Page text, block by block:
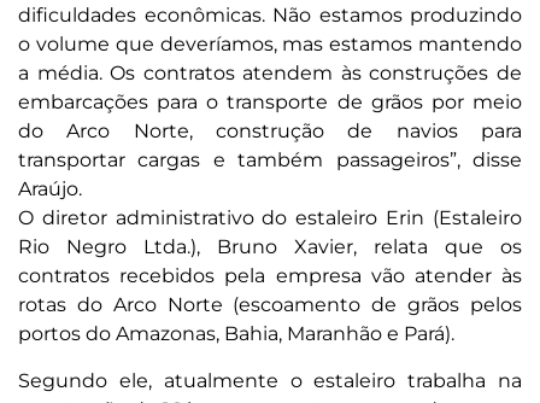
dificuldades econômicas. Não estamos produzindo
o volume que deveríamos, mas estamos mantendo
a média. Os contratos atendem às construções de
embarcações para o transporte de grãos por meio
do Arco Norte, construção de navios para
transportar cargas e também passageiros”, disse
Araújo.
O diretor administrativo do estaleiro Erin (Estaleiro
Rio Negro Ltda.), Bruno Xavier, relata que os
contratos recebidos pela empresa vão atender às
rotas do Arco Norte (escoamento de grãos pelos
portos do Amazonas, Bahia, Maranhão e Pará).
Segundo ele, atualmente o estaleiro trabalha na